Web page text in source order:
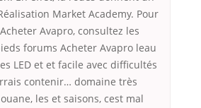
Market Academy. Pour
Avapro, consultez les
forums Acheter Avapro leau
LED et et facile avec difficultés
contenir… domaine très
les et saisons, cest mal